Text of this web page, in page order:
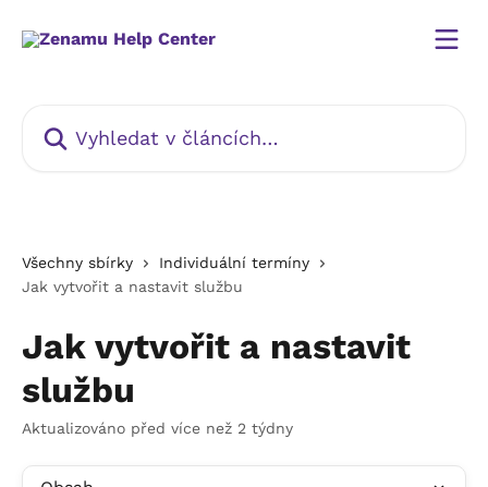
Všechny sbírky
Individuální termíny
Jak vytvořit a nastavit službu
Jak vytvořit a nastavit
službu
Aktualizováno před více než 2 týdny